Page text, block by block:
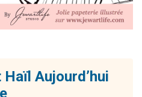
Haïl Aujourd’hui